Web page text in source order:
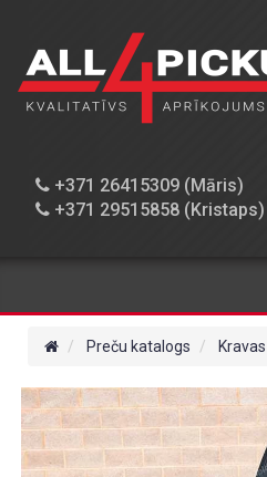
+371 26415309 (Māris)
+371 29515858 (Kristaps)
PREČU
KATALOGS
PIEGĀDE
KONTAKTINFORMĀCIJA
Preču katalogs